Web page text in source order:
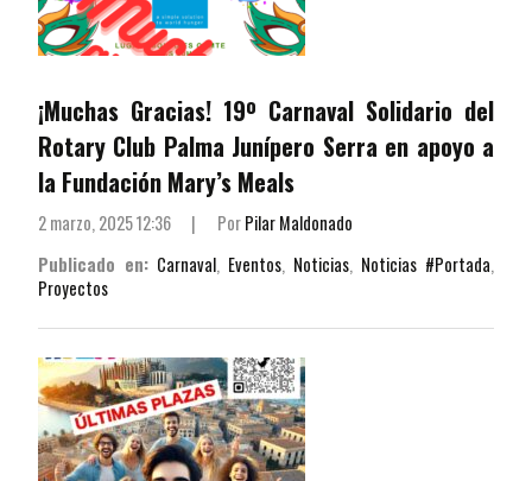
¡Muchas Gracias! 19º Carnaval Solidario del
Rotary Club Palma Junípero Serra en apoyo a
la Fundación Mary’s Meals
2 marzo, 2025 12:36 | PorPilar Maldonado
Publicado en: Carnaval, Eventos, Noticias, Noticias #Portada,
Proyectos